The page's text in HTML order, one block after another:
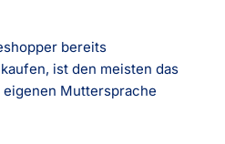
bereits
ist den meisten das
Muttersprache